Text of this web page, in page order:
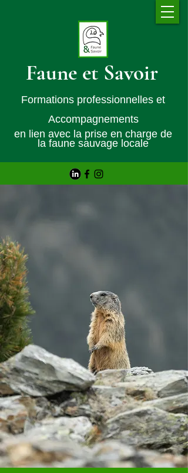
Faune et Savoir
Formations professionnelles et
Accompagnements
en lien avec la prise en charge de
la faune sauvage locale